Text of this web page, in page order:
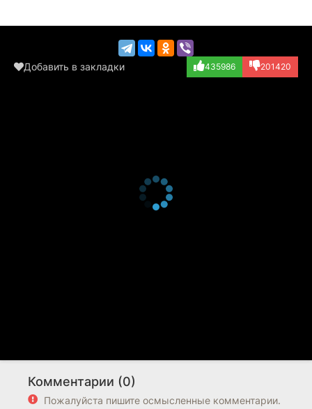
Добавить в закладки 435986 201420
Комментарии (0)
Пожалуйста пишите осмысленные комментарии.